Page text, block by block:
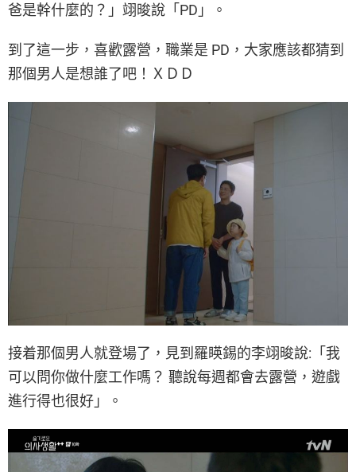
爸是幹什麼的？」翊晙說「PD」。
到了這一步，喜歡露營，職業是 PD，大家應該都猜到
那個男人是想誰了吧！ＸＤＤ
接着那個男人就登場了，見到羅䁐錫的李翊晙說:「我
可以問你做什麼工作嗎？ 聽說每週都會去露營，遊戲
進行得也很好」。